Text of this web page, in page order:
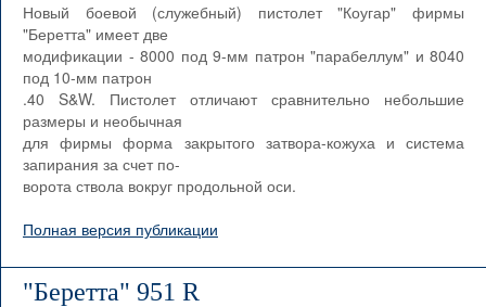
Новый боевой (служебный) пистолет "Коугар" фирмы
"Беретта" имеет две
модификации - 8000 под 9-мм патрон "парабеллум" и 8040
под 10-мм патрон
.40 S&W. Пистолет отличают сравнительно небольшие
размеры и необычная
для фирмы форма закрытого затвора-кожуха и система
запирания за счет по-
ворота ствола вокруг продольной оси.
Полная версия публикации
"Беретта" 951 R